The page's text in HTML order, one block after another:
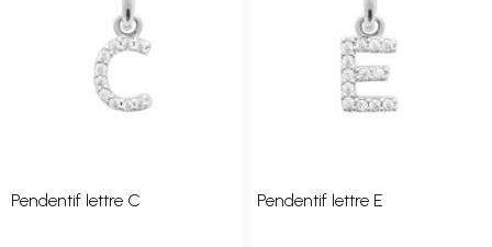
Pendentif lettre C Pendentif lettre E